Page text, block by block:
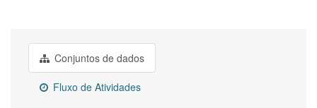
Conjuntos de dados
Fluxo de Atividades